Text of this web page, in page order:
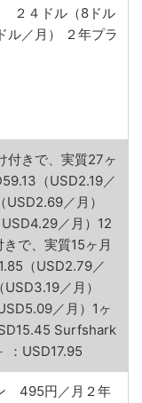
２４ドル（8ドル
／月） ２年プラ
付きで、実質27ヶ
（USD2.19／
／月）
／月）12
で、実質15ヶ月
（USD2.79／
／月）
／月）1ヶ
Surfshark
：USD17.95
495円／月２年